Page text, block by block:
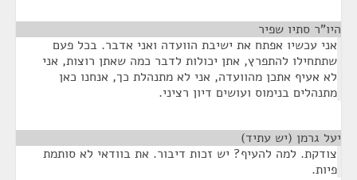
היו"ר סתיו שפיר
אני עכשיו אפתח את ישיבת הוועדה ואני אדבר. בכל פעם
שתתחילו להתפרץ, אתן יכולות לדבר כמה שאתן רוצות, אני
לא אעיף אתכן מהוועדה, אני לא מתנהלת כך, אנחנו כאן
מתנהלים בנימוס ועושים דיון רציני.
יעל גרמן (יש עתיד)
צודקת. למה להעיף? יש זכות דיבור. את בוודאי לא סותמת
פיות.